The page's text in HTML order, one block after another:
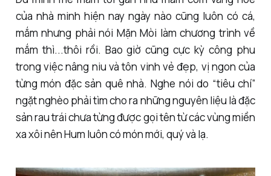
của nhà minh hiện nay ngày nào cũng luôn có cá,
mắm nhưng phải nói Mặn Mòi làm chương trình về
mắm thì...thôi rồi. Bao giờ cũng cực kỳ công phu
trong việc nâng niu và tôn vinh vẻ đẹp, vị ngon của
từng món đặc sản quê nhà. Nghe nói do “tiêu chí”
ngặt nghèo phải tìm cho ra những nguyên liệu là đặc
sản rau trái chưa từng được gọi tên từ các vùng miền
xa xôi nên Hum luôn có món mới, quý và lạ.